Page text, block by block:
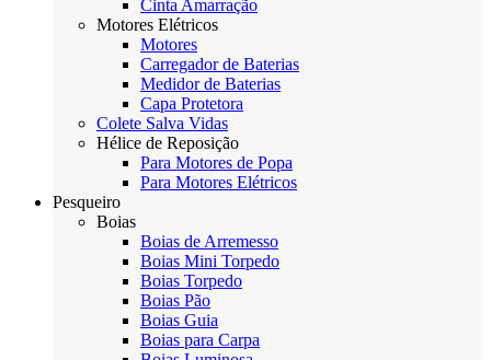
Cinta Amarração
Motores Elétricos
Motores
Carregador de Baterias
Medidor de Baterias
Capa Protetora
Colete Salva Vidas
Hélice de Reposição
Para Motores de Popa
Para Motores Elétricos
Pesqueiro
Boias
Boias de Arremesso
Boias Mini Torpedo
Boias Torpedo
Boias Pão
Boias Guia
Boias para Carpa